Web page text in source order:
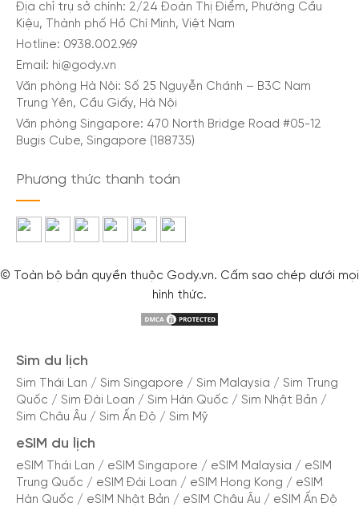
Địa chỉ trụ sở chính: 2/24 Đoàn Thị Điểm, Phường Cầu
Kiệu, Thành phố Hồ Chí Minh, Việt Nam
Hotline: 0938.002.969
Email: hi@gody.vn
Văn phòng Hà Nội: Số 25 Nguyễn Chánh – B3C Nam
Trung Yên, Cầu Giấy, Hà Nội
Văn phòng Singapore: 470 North Bridge Road #05-12
Bugis Cube, Singapore (188735)
Phương thức thanh toán
© Toàn bộ bản quyền thuộc Gody.vn. Cấm sao chép dưới mọi
hình thức.
Sim du lịch
Sim Thái Lan / Sim Singapore / Sim Malaysia / Sim Trung
Quốc / Sim Đài Loan / Sim Hàn Quốc / Sim Nhật Bản /
Sim Châu Âu / Sim Ấn Độ / Sim Mỹ
eSIM du lịch
eSIM Thái Lan / eSIM Singapore / eSIM Malaysia / eSIM
Trung Quốc / eSIM Đài Loan / eSIM Hong Kong / eSIM
Hàn Quốc / eSIM Nhật Bản / eSIM Châu Âu / eSIM Ấn Độ